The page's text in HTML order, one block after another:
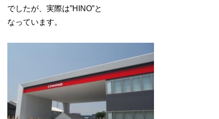
でしたが、実際は”HINO”と
なっています。